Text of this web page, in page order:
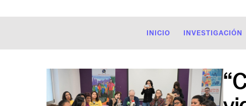
INICIO INVESTIGACIÓN